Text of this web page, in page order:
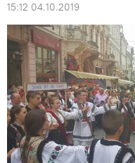
15:12 04.10.2019